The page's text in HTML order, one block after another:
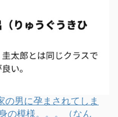
の男に孕まされてしま
の模様。。。（なん